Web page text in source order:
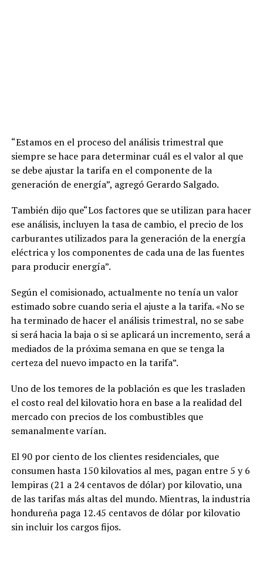
“Estamos en el proceso del análisis trimestral que
siempre se hace para determinar cuál es el valor al que
se debe ajustar la tarifa en el componente de la
generación de energía”, agregó Gerardo Salgado.
También dijo que“Los factores que se utilizan para hacer
ese análisis, incluyen la tasa de cambio, el precio de los
carburantes utilizados para la generación de la energía
eléctrica y los componentes de cada una de las fuentes
para producir energía”.
Según el comisionado, actualmente no tenía un valor
estimado sobre cuando seria el ajuste a la tarifa. «No se
ha terminado de hacer el análisis trimestral, no se sabe
si será hacia la baja o si se aplicará un incremento, será a
mediados de la próxima semana en que se tenga la
certeza del nuevo impacto en la tarifa”.
Uno de los temores de la población es que les trasladen
el costo real del kilovatio hora en base a la realidad del
mercado con precios de los combustibles que
semanalmente varían.
El 90 por ciento de los clientes residenciales, que
consumen hasta 150 kilovatios al mes, pagan entre 5 y 6
lempiras (21 a 24 centavos de dólar) por kilovatio, una
de las tarifas más altas del mundo. Mientras, la industria
hondureña paga 12.45 centavos de dólar por kilovatio
sin incluir los cargos fijos.